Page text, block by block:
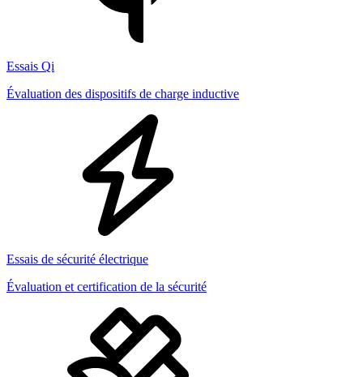
Essais Qi
Évaluation des dispositifs de charge inductive
Essais de sécurité électrique
Évaluation et certification de la sécurité